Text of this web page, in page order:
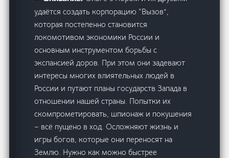
удаётся создать корпорацию “Вызов”,
которая постепенно становится
локомотивом экономики России и
основным инструментом борьбы с
экспансией доров. При этом они задевают
интересы многих влиятельных людей в
России и путают планы государств Запада в
отношении нашей страны. Попытки их
скомпрометировать, шпионаж и покушения
– всё пущено в ход. Осложняют жизнь и
игры богов, которые они переносят на
Землю. Нужно как можно быстрее